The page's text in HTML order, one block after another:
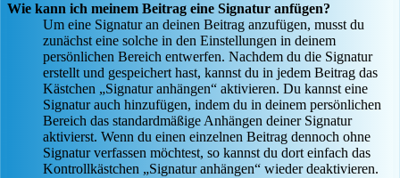
Wie kann ich meinem Beitrag eine Signatur anfügen?
Um eine Signatur an deinen Beitrag anzufügen, musst du
zunächst eine solche in den Einstellungen in deinem
persönlichen Bereich entwerfen. Nachdem du die Signatur
erstellt und gespeichert hast, kannst du in jedem Beitrag das
Kästchen „Signatur anhängen“ aktivieren. Du kannst eine
Signatur auch hinzufügen, indem du in deinem persönlichen
Bereich das standardmäßige Anhängen deiner Signatur
aktivierst. Wenn du einen einzelnen Beitrag dennoch ohne
Signatur verfassen möchtest, so kannst du dort einfach das
Kontrollkästchen „Signatur anhängen“ wieder deaktivieren.